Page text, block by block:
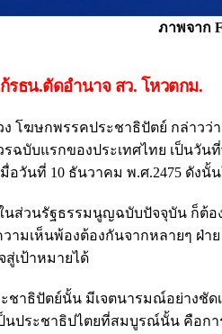
ภาพจาก
รธน.ตัดอำนาจ สว. โหวตกม.
ง โฆษกพรรคประชาธิปัตย์ กล่าว
ฉบับแรกของประเทศไทย เป็นวัน
อวันที่ 10 ธันวาคม พ.ศ.2475 ดัง
นส่วนรัฐธรรมนูญฉบับปัจจุบัน ก็ต้
วามเห็นพ้องต้องกันจากหลายๆ ฝ่
สู่เป้าหมายได้
ชาธิปัตย์นั้น มีเจตนารมณ์อย่างชั
นประชาธิปไตยที่สมบูรณ์นั้น คือก